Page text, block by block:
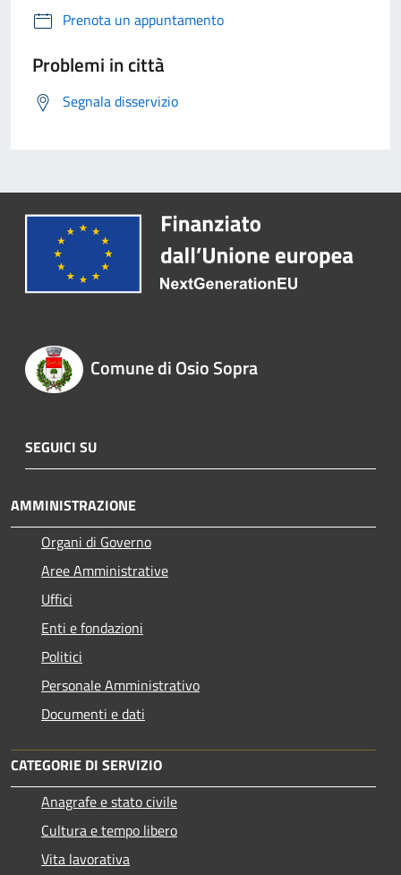
Prenota un appuntamento
Problemi in città
Segnala disservizio
Comune di Osio Sopra
SEGUICI SU
AMMINISTRAZIONE
Organi di Governo
Aree Amministrative
Uffici
Enti e fondazioni
Politici
Personale Amministrativo
Documenti e dati
CATEGORIE DI SERVIZIO
Anagrafe e stato civile
Cultura e tempo libero
Vita lavorativa